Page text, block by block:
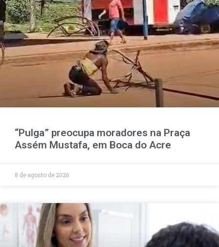
“Pulga” preocupa moradores na Praça
Assém Mustafa, em Boca do Acre
8 de agosto de 2026